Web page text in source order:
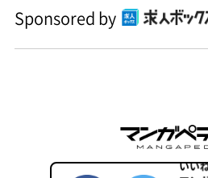
Sponsored by